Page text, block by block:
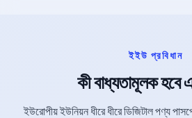
ইইউ প্রবিধান
কী বাধ্যতামূলক হবে
ইউরোপীয় ইউনিয়ন ধীরে ধীরে ডিজিটাল পণ্য